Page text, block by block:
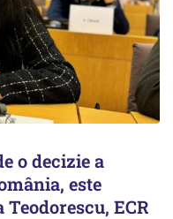
o decizie a
este
Teodorescu, ECR